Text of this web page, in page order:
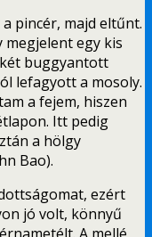
pincér, majd eltűnt.
megjelent egy kis
buggyantott
lefagyott a mosoly.
a fejem, hiszen
Itt pedig
a hölgy
Bao).
ezért
jó volt, könnyű